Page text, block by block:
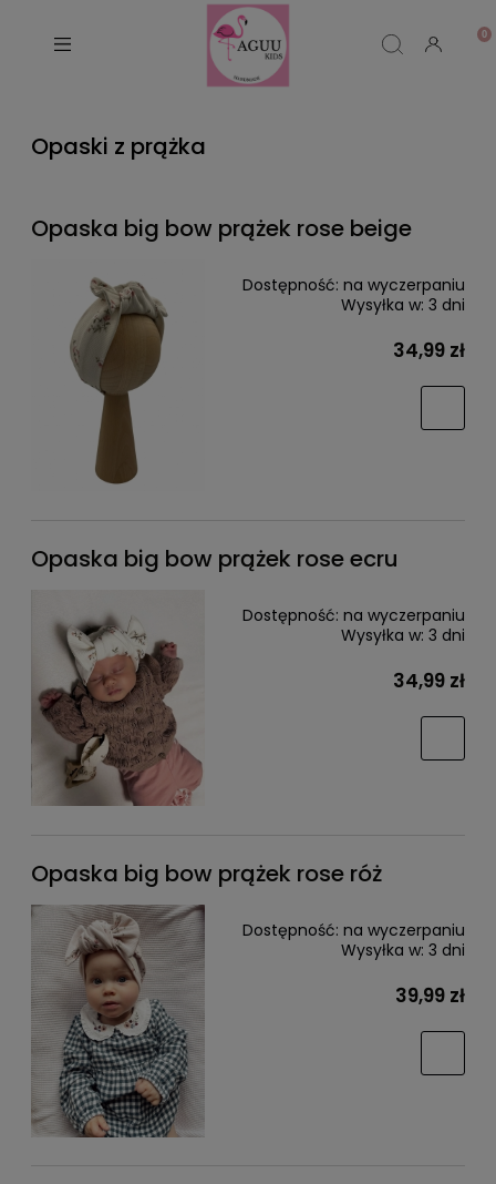
Opaski z prążka
Opaska big bow prążek rose beige
Dostępność: na wyczerpaniu
Wysyłka w: 3 dni
34,99 zł
Opaska big bow prążek rose ecru
Dostępność: na wyczerpaniu
Wysyłka w: 3 dni
34,99 zł
Opaska big bow prążek rose róż
Dostępność: na wyczerpaniu
Wysyłka w: 3 dni
39,99 zł